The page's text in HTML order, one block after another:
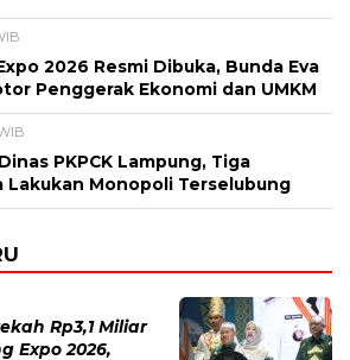
2026 Resmi Dibuka, Bunda Eva
Penggerak Ekonomi dan UMKM
PKPCK Lampung, Tiga
Lakukan Monopoli Terselubung
Rp3,1 Miliar
Expo 2026,